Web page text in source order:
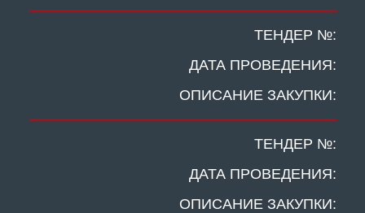
ТЕНДЕР №:
ДАТА ПРОВЕДЕНИЯ:
ОПИСАНИЕ ЗАКУПКИ:
ТЕНДЕР №:
ДАТА ПРОВЕДЕНИЯ:
ОПИСАНИЕ ЗАКУПКИ: